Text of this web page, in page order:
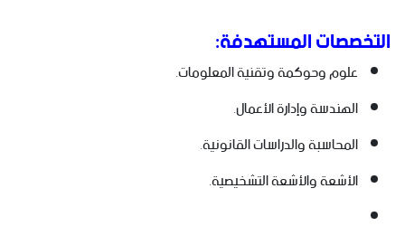
التخصصات المستهدفة:
علوم وحوكمة وتقنية المعلومات.
الهندسة وإدارة الأعمال.
المحاسبة والدراسات القانونية.
الأشعة والأشعة التشخيصية.